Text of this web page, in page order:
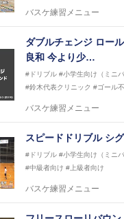
2018年～2021年男子日本代表サ
2021年～女子日本代表アシスタ
バスケ練習メニュー
ダブルチェンジ ロー
良和 今より少…
#ドリブル #小学生向け（ミニバ
#鈴木代表クリニック #ゴール
バスケ練習メニュー
スピードドリブル シ
#ドリブル #小学生向け（ミニバ
#中級者向け #上級者向け
バスケ練習メニュー